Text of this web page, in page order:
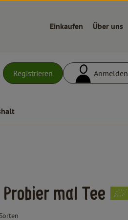
Einkaufen Über uns
Registrieren Anmelden
mal Tee